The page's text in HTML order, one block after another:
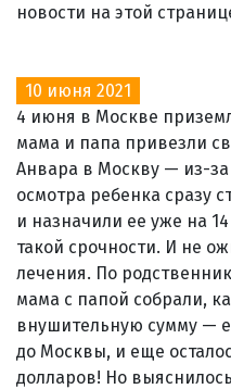
новости на этой
10 июня 2021
4 июня в Москве
мама и папа привезли
Анвара в Москву — из-за
осмотра ребенка сразу
и назначили ее уже на
такой срочности. И не
лечения. По
мама с папой собрали,
внушительную сумму —
до Москвы, и еще
долларов! Но